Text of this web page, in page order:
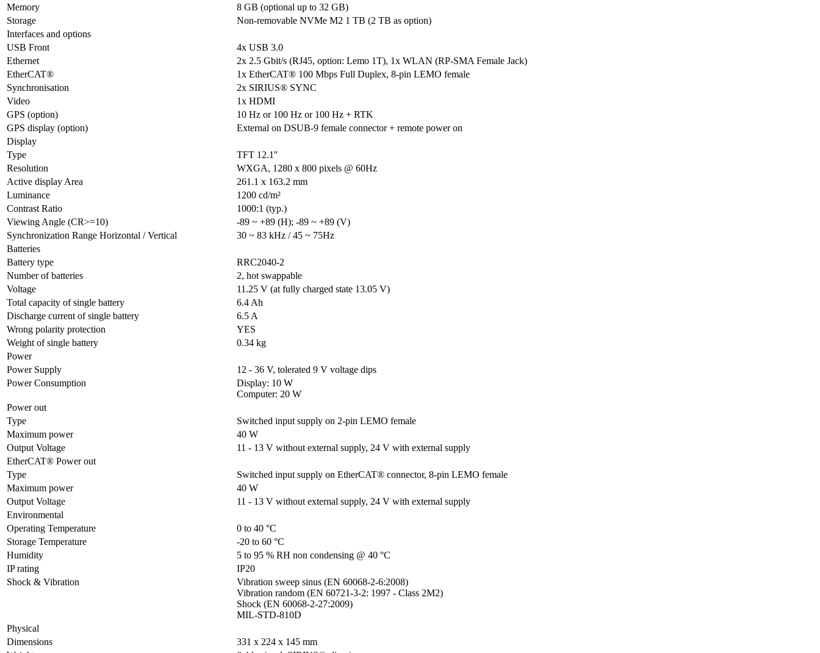
Memory
8 GB (optional up to 32 GB)
Storage
Non-removable NVMe M2 1 TB (2 TB as option)
Interfaces and options
USB Front
4x USB 3.0
Ethernet
2x 2.5 Gbit/s (RJ45, option: Lemo 1T), 1x WLAN (RP-SMA Female Jack)
EtherCAT®
1x EtherCAT® 100 Mbps Full Duplex, 8-pin LEMO female
Synchronisation
2x SIRIUS® SYNC
Video
1x HDMI
GPS (option)
10 Hz or 100 Hz or 100 Hz + RTK
GPS display (option)
External on DSUB-9 female connector + remote power on
Display
Type
TFT 12.1''
Resolution
WXGA, 1280 x 800 pixels @ 60Hz
Active display Area
261.1 x 163.2 mm
Luminance
1200 cd/m²
Contrast Ratio
1000:1 (typ.)
Viewing Angle (CR>=10)
-89 ~ +89 (H); -89 ~ +89 (V)
Synchronization Range Horizontal / Vertical
30 ~ 83 kHz / 45 ~ 75Hz
Batteries
Battery type
RRC2040-2
Number of batteries
2, hot swappable
Voltage
11.25 V (at fully charged state 13.05 V)
Total capacity of single battery
6.4 Ah
Discharge current of single battery
6.5 A
Wrong polarity protection
YES
Weight of single battery
0.34 kg
Power
Power Supply
12 - 36 V, tolerated 9 V voltage dips
Power Consumption
Display: 10 W
Computer: 20 W
Power out
Type
Switched input supply on 2-pin LEMO female
Maximum power
40 W
Output Voltage
11 - 13 V without external supply, 24 V with external supply
EtherCAT® Power out
Type
Switched input supply on EtherCAT® connector, 8-pin LEMO female
Maximum power
40 W
Output Voltage
11 - 13 V without external supply, 24 V with external supply
Environmental
Operating Temperature
0 to 40 °C
Storage Temperature
-20 to 60 °C
Humidity
5 to 95 % RH non condensing @ 40 °C
IP rating
IP20
Shock & Vibration
Vibration sweep sinus (EN 60068-2-6:2008)
Vibration random (EN 60721-3-2: 1997 - Class 2M2)
Shock (EN 60068-2-27:2009)
MIL-STD-810D
Physical
Dimensions
331 x 224 x 145 mm